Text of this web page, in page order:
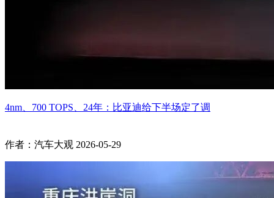
4nm、700 TOPS、24年：比亚迪给下半场定了调
作者：汽车大观 2026-05-29